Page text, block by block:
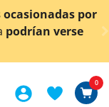
¡Ahora
0